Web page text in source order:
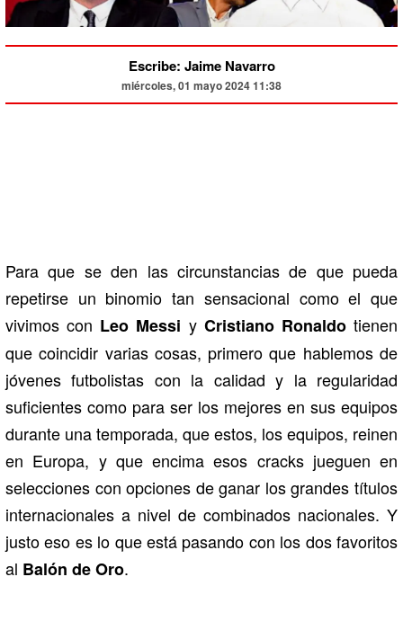
Escribe: Jaime Navarro
miércoles, 01 mayo 2024 11:38
Para que se den las circunstancias de que pueda
repetirse un binomio tan sensacional como el que
vivimos con Leo Messi y Cristiano Ronaldotienen
que coincidir varias cosas, primero que hablemos de
jóvenes futbolistas con la calidad y la regularidad
suficientes como para ser los mejores en sus equipos
durante una temporada, que estos, los equipos, reinen
en Europa, y que encima esos cracks jueguen en
selecciones con opciones de ganar los grandes títulos
internacionales a nivel de combinados nacionales. Y
justo eso es lo que está pasando con los dos favoritos
al Balón de Oro.